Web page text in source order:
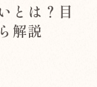
とは？目
解説